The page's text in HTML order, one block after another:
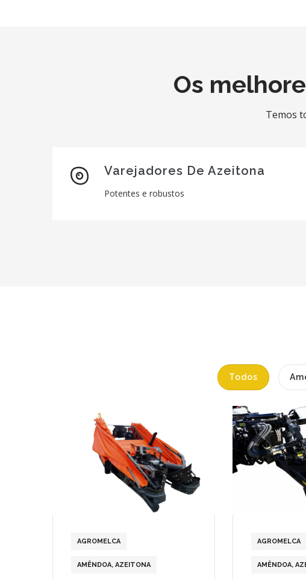
Os
Temos
Varejadores De Azeitona
Potentes e robustos
Todos
AGROMELCA
AMÊNDOA, AZEITONA
AGROMELCA
AMÊNDOA,